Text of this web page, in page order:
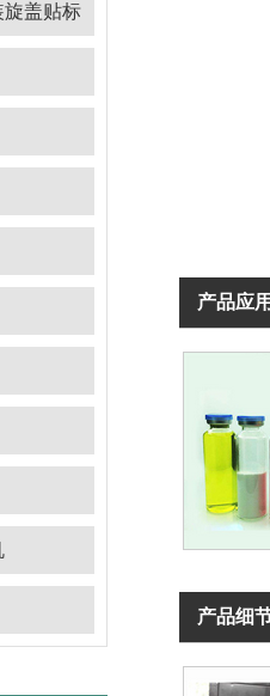
旋盖贴标
产品应
产品细